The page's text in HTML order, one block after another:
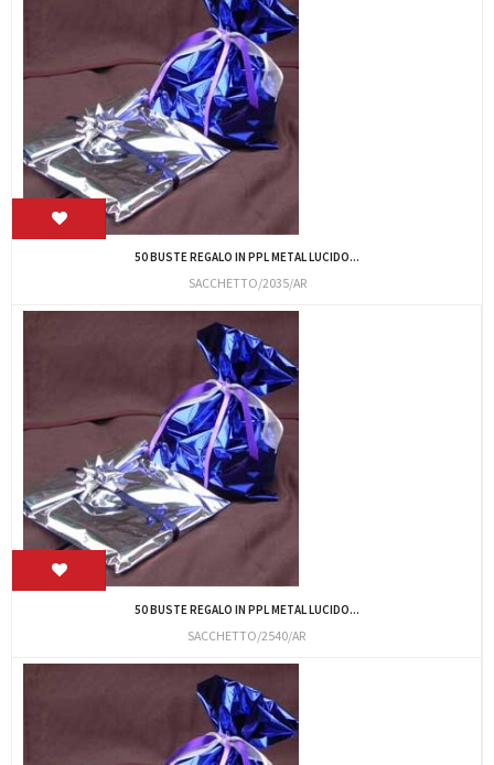
50 BUSTE REGALO IN PPL METAL LUCIDO...
SACCHETTO/2035/AR
50 BUSTE REGALO IN PPL METAL LUCIDO...
SACCHETTO/2540/AR